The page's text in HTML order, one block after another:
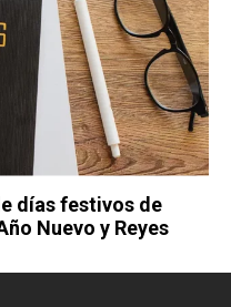
días festivos de
Nuevo y Reyes